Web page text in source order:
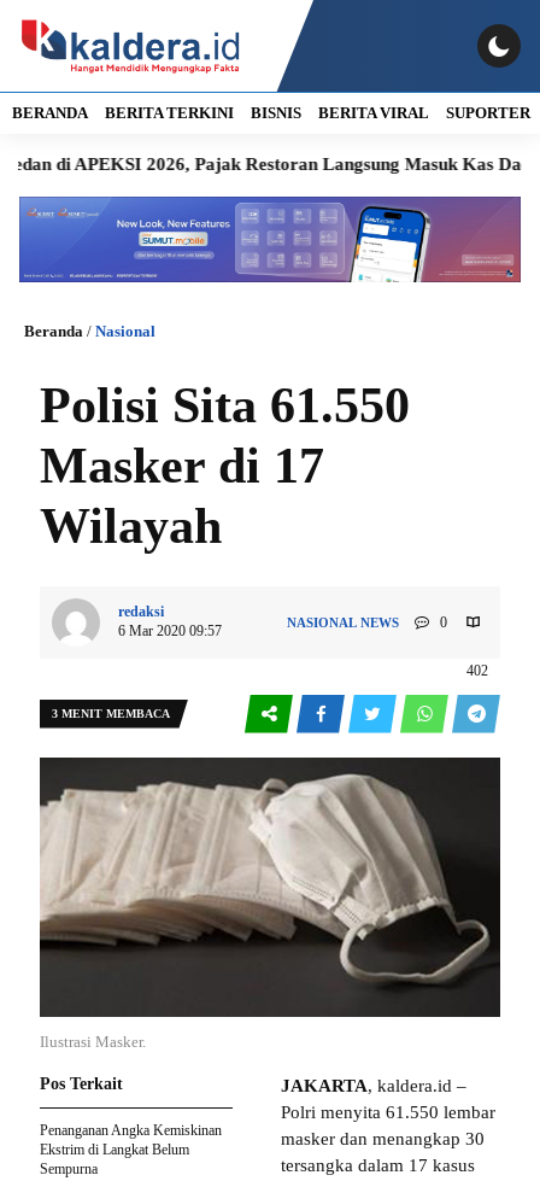
BERANDA BERITA TERKINI BISNIS BERITA VIRAL SUPORTER
2026, Pajak Restoran Langsung Masuk Kas Daerah 25
Beranda / Nasional
Polisi Sita 61.550
Masker di 17
Wilayah
redaksi
6 Mar 2020 09:57
NASIONAL NEWS 0
402
3 MENIT MEMBACA
Ilustrasi Masker.
JAKARTA, kaldera.id –
Polri menyita 61.550 lembar
masker dan menangkap 30
tersangka dalam 17 kasus
Pos Terkait
Penanganan Angka Kemiskinan
Ekstrim di Langkat Belum
Sempurna